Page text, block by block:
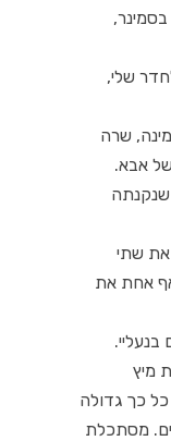
שלי,
שרה
אבא.
שתי
אחת את
מיץ
כך גדולה
מסתכלת